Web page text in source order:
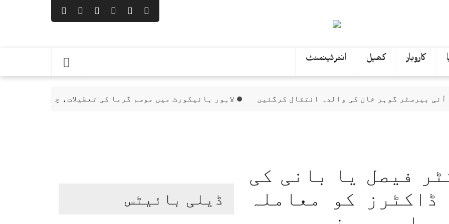
کاروبار کھیل انٹرٹینمنٹ
گوہر خان کی والدہ انتقال کرگئیں لاہور ہائیکورٹ میں موسم گرما کی تعطیلات، چھٹے ہفتے کا ججز
ڈیلی بائیٹس
فیصل یا بانی کی
کو معاملہ